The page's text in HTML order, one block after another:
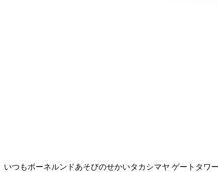
いつもボーネルンドあそびのせかいタカシマヤ ゲートタワ